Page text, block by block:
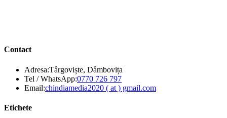
Contact
Adresa:Târgoviște, Dâmbovița
Tel / WhatsApp:0770 726 797Opens
in
Email:chindiamedia2020 ( at ) gmail.comOpens
Etichete